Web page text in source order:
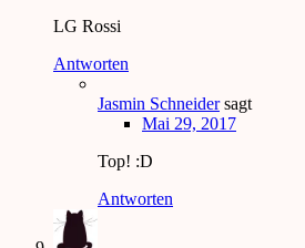
LG Rossi
Antworten
Jasmin Schneider sagt
Mai 29, 2017
Top! :D
Antworten